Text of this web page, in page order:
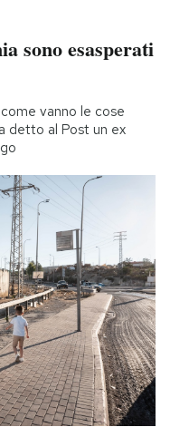
sono esasperati
vanno le cose
detto al Post un ex